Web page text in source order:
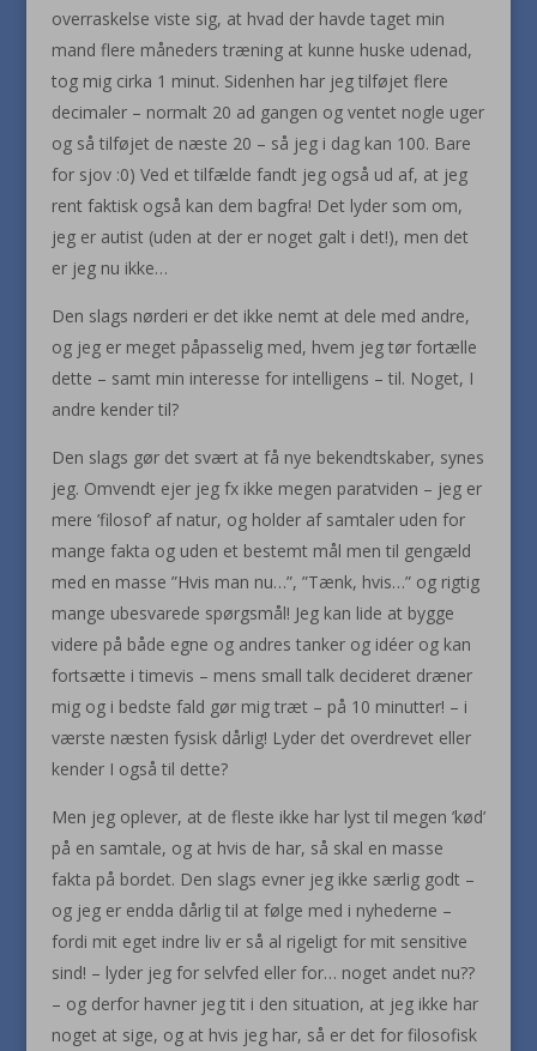
overraskelse viste sig, at hvad der havde taget min
mand flere måneders træning at kunne huske udenad,
tog mig cirka 1 minut. Sidenhen har jeg tilføjet flere
decimaler – normalt 20 ad gangen og ventet nogle uger
og så tilføjet de næste 20 – så jeg i dag kan 100. Bare
for sjov :0) Ved et tilfælde fandt jeg også ud af, at jeg
rent faktisk også kan dem bagfra! Det lyder som om,
jeg er autist (uden at der er noget galt i det!), men det
er jeg nu ikke…
Den slags nørderi er det ikke nemt at dele med andre,
og jeg er meget påpasselig med, hvem jeg tør fortælle
dette – samt min interesse for intelligens – til. Noget, I
andre kender til?
Den slags gør det svært at få nye bekendtskaber, synes
jeg. Omvendt ejer jeg fx ikke megen paratviden – jeg er
mere ’filosof’ af natur, og holder af samtaler uden for
mange fakta og uden et bestemt mål men til gengæld
med en masse ”Hvis man nu…”, ”Tænk, hvis…” og rigtig
mange ubesvarede spørgsmål! Jeg kan lide at bygge
videre på både egne og andres tanker og idéer og kan
fortsætte i timevis – mens small talk decideret dræner
mig og i bedste fald gør mig træt – på 10 minutter! – i
værste næsten fysisk dårlig! Lyder det overdrevet eller
kender I også til dette?
Men jeg oplever, at de fleste ikke har lyst til megen ’kød’
på en samtale, og at hvis de har, så skal en masse
fakta på bordet. Den slags evner jeg ikke særlig godt –
og jeg er endda dårlig til at følge med i nyhederne –
fordi mit eget indre liv er så al rigeligt for mit sensitive
sind! – lyder jeg for selvfed eller for… noget andet nu??
– og derfor havner jeg tit i den situation, at jeg ikke har
noget at sige, og at hvis jeg har, så er det for filosofisk